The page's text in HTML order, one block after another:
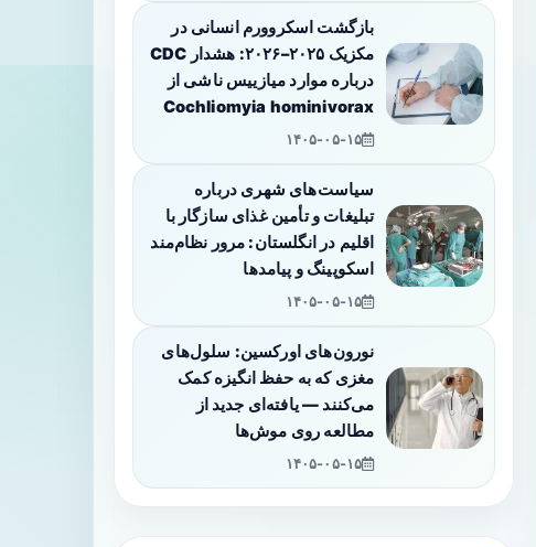
بازگشت اسکروورم انسانی در
مکزیک ۲۰۲۵–۲۰۲۶: هشدار CDC
درباره موارد میازییس ناشی از
Cochliomyia hominivorax
۱۴۰۵-۰۵-۱۵
سیاست‌های شهری درباره
تبلیغات و تأمین غذای سازگار با
اقلیم در انگلستان: مرور نظام‌مند
اسکوپینگ و پیامدها
۱۴۰۵-۰۵-۱۵
نورون‌های اورکسین: سلول‌های
مغزی که به حفظ انگیزه کمک
می‌کنند — یافته‌ای جدید از
مطالعه روی موش‌ها
۱۴۰۵-۰۵-۱۵